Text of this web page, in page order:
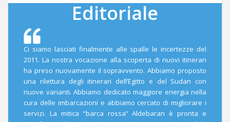
Editoriale
Ci siamo lasciati finalmente alle spalle le incertezze del
2011. La nostra vocazione alla scoperta di nuovi itinerari
ha preso nuovamente il sopravvento. Abbiamo proposto
una rilettura degli itinerari dell’Egitto e del Sudan con
nuove varianti. Abbiamo dedicato maggiore energia nella
cura delle imbarcazioni e abbiamo cercato di migliorare i
servizi. La mitica “barca rossa” Aldebaran è pronta e